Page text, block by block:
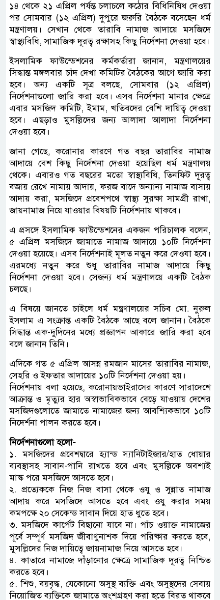
১৪ থেকে ২১ এপ্রিল পর্যন্ত চলাচলে কঠোর বিধিনিষিধ দেওয়া
পর সোমবার (১২ এপ্রিল) দুপুরে জরুরি বৈঠকে বসেছেন ধর্ম
মন্ত্রণালয়। সেখান থেকে তারাবি নামাজ আদায়ে মসজিদে
স্বাস্থ্যবিধি, সামাজিক দূরত্ব রক্ষাসহ কিছু নির্দেশনা দেওয়া হবে।
ইসলামিক ফাউন্ডেশনের কর্মকর্তারা জানান, মন্ত্রণালয়ের
সিদ্ধান্ত মঙ্গলবার চাঁদ দেখা কমিটির বৈঠকের আগে জারি করা
হবে। অন্য একটি সূত্র বলছে, সোমবার (১২ এপ্রিল)
নির্দেশনাগুলো জারি করা হবে। এসব নির্দেশনা মানার ক্ষেত্রে
এবার মসজিদ কমিটি, ইমাম, খতিবদের বেশি দায়িত্ব দেওয়া
হবে। এছড়াও মুসল্লিদের জন্য আলাদা আলাদা নির্দেশনা
দেওয়া হবে।
জানা গেছে, করোনার কারণে গত বছর তারাবির নামাজ
আদায়ে বেশ কিছু নির্দেশনা দেওয়া হয়েছিল ধর্ম মন্ত্রণালয়
থেকে। এবারও গত বছরের মতো স্বাস্থ্যবিধি, তিনফিট দূরত্ব
বজায় রেখে নামায় আদায়, ফরজ বাদে অন্যান্য নামাজ বাসায়
আদায় করা, মসজিদে প্রবেশপথে স্বাস্থ্য সুরক্ষা সামগ্রী রাখা,
জায়নামাজ নিয়ে যাওয়ার বিষয়টি নির্দেশনায় থাকবে।
এ প্রসঙ্গে ইসলামিক ফাউন্ডেশনের একজন পরিচালক বলেন,
৫ এপ্রিল মসজিদে জামাতে নামাজ আদায়ে ১০টি নির্দেশনা
দেওয়া হয়েছে। এসব নির্দেশনাই মূলত নতুন করে দেওযা হবে।
এরমধ্যে নতুন করে শুধু তারাবির নামাজ আদায়ে কিছু
নির্দেশনা দেওয়া হবে। সেজন্য ধর্ম মন্ত্রণালয়ে একটি বৈঠক
চলছে।
এ বিষয়ে জানতে চাইলে ধর্ম মন্ত্রণালয়ের সচিব মো. নুরুল
ইসলাম এ সংক্রান্ত একটি বৈঠকে আছে বলে জানান। বৈঠকে
সিদ্ধান্ত এক-দুদিনের মধ্যে প্রজ্ঞাপন আকারে জারি করা হবে
বলে জানান তিনি।
এদিকে গত ৫ এপ্রিল আসন্ন রমজান মাসের তারাবির নামাজ,
সেহরি ও ইফতার আদায়ের ১০টি নির্দেশনা দেওয়া হয়।
নির্দেশনায় বলা হয়েছে, করোনায়ভাইরাসের কারণে সারাদেশে
আক্রান্ত ও মৃত্যুর হার অস্বাভাবিকভাবে বেড়ে যাওয়ায় দেশের
মসজিদগুলোতে জামাতে নামাজের জন্য আবশ্যিকভাবে ১০টি
নিদের্শনা পালন করতে হবে।
নির্দেশনাগুলো হলো-
১. মসজিদের প্রবেশদ্বারে হ্যান্ড স্যানিটাইজার/হাত ধোয়ার
ব্যবস্থাসহ সাবান-পানি রাখতে হবে এবং মুসল্লিকে অবশ্যই
মাস্ক পরে মসজিদে আসতে হবে।
২. প্রত্যেককে নিজ নিজ বাসা থেকে ওযু ও সুন্নাত নামাজ
আদায় করে মসজিদে আসতে হবে এবং ওযু করার সময়
কমপক্ষে ২০ সেকেন্ড সাবান দিয়ে হাত ধুতে হবে।
৩. মসজিদে কার্পেট বিছানো যাবে না। পাঁচ ওয়াক্ত নামাজের
পূর্বে সম্পূর্ণ মসজিদ জীবাণুনাশক দিয়ে পরিষ্কার করতে হবে,
মুসল্লিদের নিজ দায়িত্বে জায়নামাজ নিয়ে আসতে হবে।
৪. কাতারে নামাজে দাঁড়ানোর ক্ষেত্রে সামাজিক দূরত্ব নিশ্চিত
করতে হবে।
৫. শিশু, বয়বৃদ্ধ, যেকোনো অসুস্থ ব্যক্তি এবং অসুস্থদের সেবায়
নিয়োজিত ব্যক্তিকে জামাতে অংশগ্রহণ করা হতে বিরত থাকবে